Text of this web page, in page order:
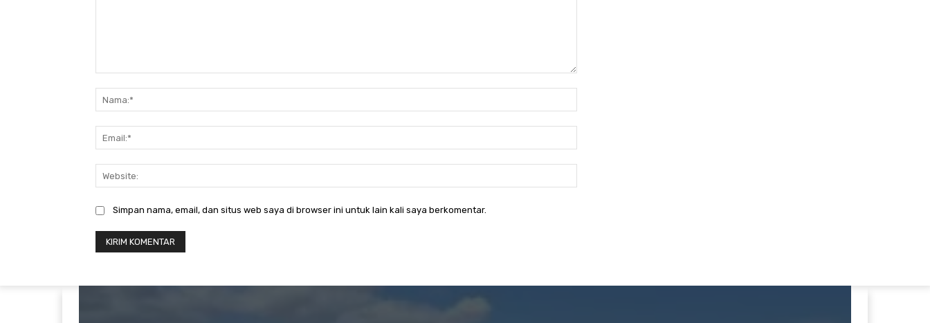
Simpan nama, email, dan situs web saya di browser ini untuk lain kali saya berkomentar.